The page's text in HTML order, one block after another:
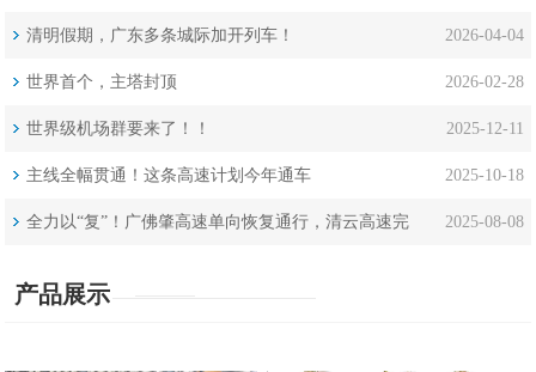
清明假期，广东多条城际加开列车！ 2026-04-04
世界首个，主塔封顶 2026-02-28
世界级机场群要来了！！ 2025-12-11
主线全幅贯通！这条高速计划今年通车 2025-10-18
全力以“复”！广佛肇高速单向恢复通行，清云高速完 2025-08-08
产品展示